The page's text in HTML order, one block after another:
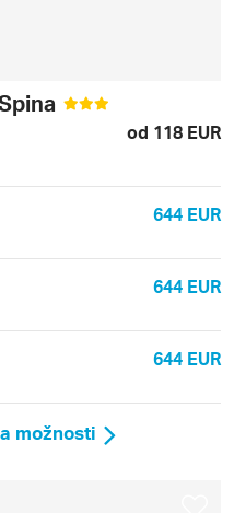
od 118 EUR
644 EUR
644 EUR
644 EUR
možnosti